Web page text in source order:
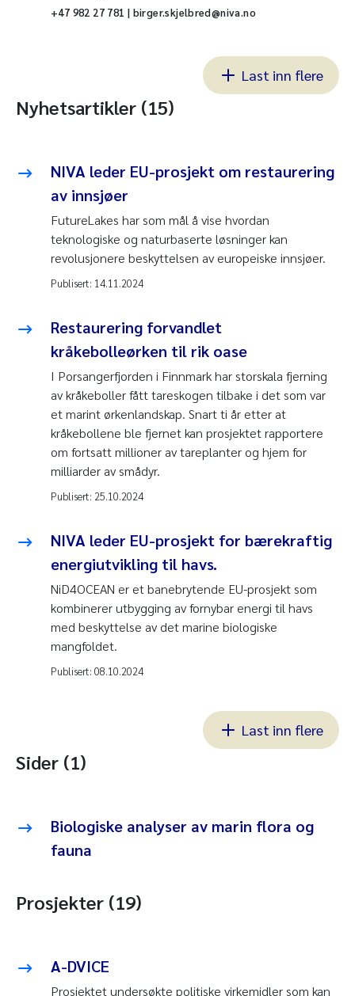
+47 982 27 781 | birger.skjelbred@niva.no
Last inn flere
Nyhetsartikler (15)
NIVA leder EU-prosjekt om restaurering
av innsjøer
FutureLakes har som mål å vise hvordan
teknologiske og naturbaserte løsninger kan
revolusjonere beskyttelsen av europeiske innsjøer.
Publisert: 14.11.2024
Restaurering forvandlet
kråkebolleørken til rik oase
I Porsangerfjorden i Finnmark har storskala fjerning
av kråkeboller fått tareskogen tilbake i det som var
et marint ørkenlandskap. Snart ti år etter at
kråkebollene ble fjernet kan prosjektet rapportere
om fortsatt millioner av tareplanter og hjem for
milliarder av smådyr.
Publisert: 25.10.2024
NIVA leder EU-prosjekt for bærekraftig
energiutvikling til havs.
NiD4OCEAN er et banebrytende EU-prosjekt som
kombinerer utbygging av fornybar energi til havs
med beskyttelse av det marine biologiske
mangfoldet.
Publisert: 08.10.2024
Last inn flere
Sider (1)
Biologiske analyser av marin flora og
fauna
Prosjekter (19)
A-DVICE
Prosjektet undersøkte politiske virkemidler som kan